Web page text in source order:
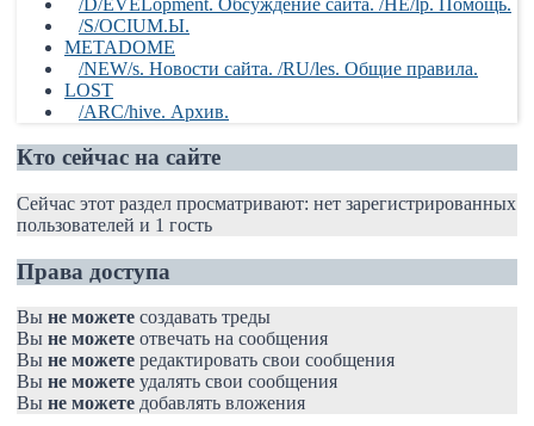
/S/OCIUM.Ы.
METADOME
/NEW/s. Новости сайта. /RU/les. Общие правила.
LOST
/ARC/hive. Архив.
Кто сейчас на сайте
Сейчас этот раздел просматривают: нет зарегистрированных
пользователей и 1 гость
Права доступа
Вы не можете создавать треды
Вы не можете отвечать на сообщения
Вы не можете редактировать свои сообщения
Вы не можете удалять свои сообщения
Вы не можете добавлять вложения